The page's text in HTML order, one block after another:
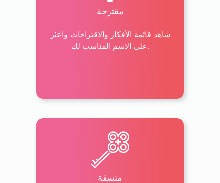
مقترحة
شاهد قائمة الأفكار والاقتراحات واعثر
على الاسم المناسب لك.
متسقة